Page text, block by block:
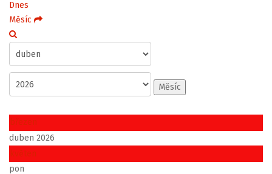
Dnes
Měsíc
Měsíc
březen
duben 2026
květen
pon